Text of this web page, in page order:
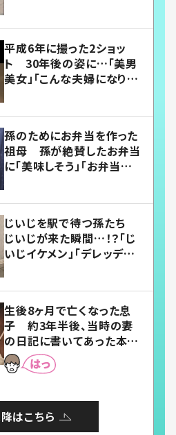
平成6年に撮った2ショッ
ト 30年後の姿に…「美男
美女」「こんな夫婦になりた
孫のためにお弁当を作った
祖母 孫が絶賛したお弁当
に「美味しそう」「お弁当すご
じいじを駅で待つ孫たち
じいじが来た瞬間…！？「じ
いじイケメン」「デレッデレ」
生後8ヶ月で亡くなった息
子 約3年半後、当時の妻
の日記に書いてあった本音
とは
はこちら